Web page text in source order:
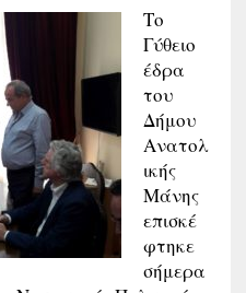
Το
Γύθειο
έδρα
του
Δήμου
Ανατολ
ικής
Μάνης
επισκέ
φτηκε
σήμερα